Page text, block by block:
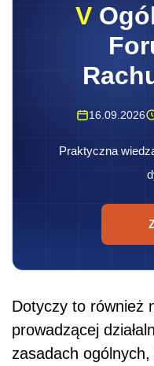
V
16.09.2026
Praktyczna
Dotyczy to również
prowadzącej
zasadach